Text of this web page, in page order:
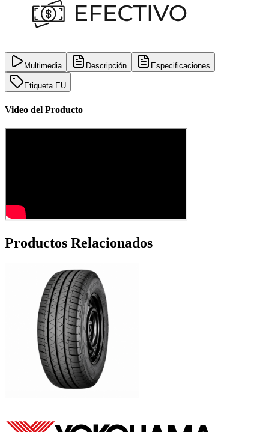
Multimedia Descripción Especificaciones
Etiqueta EU
Video del Producto
Productos Relacionados